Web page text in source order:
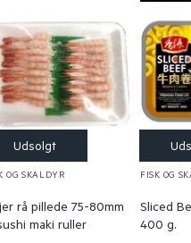
OG SKALDYR
rå pillede 75-80mm
maki ruller
FISK OG
Sliced
400 g.